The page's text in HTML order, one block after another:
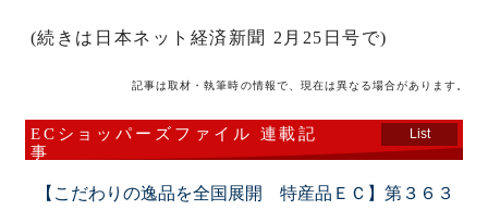
(続きは日本ネット経済新聞 2月25日号で)
記事は取材・執筆時の情報で、現在は異なる場合があります。
ECショッパーズファイル 連載記
事
List
【こだわりの逸品を全国展開 特産品ＥＣ】第３６３